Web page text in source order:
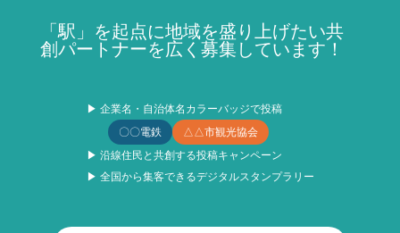
「駅」を起点に地域を盛り上げたい共
創パートナーを広く募集しています！
▶ 企業名・自治体名カラーバッジで投稿
〇〇電鉄
△△市観光協会
▶ 沿線住民と共創する投稿キャンペーン
▶ 全国から集客できるデジタルスタンプラリー